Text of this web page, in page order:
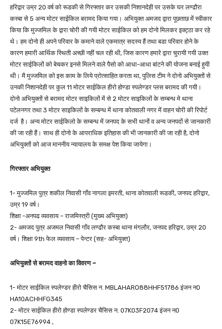
हरिद्वार उम्र 20 वर्ष को रूडकी से गिरफ्तार कर उसकी निशानदेही पर उसके घर लण्ढौरा
कस्बा से 5 अन्य मोटर साईकिल बरामद किया गया। अभियुक्त अमजद द्वारा पूछताछ में स्वीकार
किया कि मुज्जमिल के द्वारा चोरी की गयी मोटर साईकिल को हम दोनो मिलकर इक्ट्ठा कर रहे
थे। हम दोनो ही अपने परिवार के कमाने वाले एकमात्र सदस्य हैं तथा बडा परिवार होने के
कारण हमारी आर्थिक स्थिती अच्छी नहीं चल रही थी, जिस कारण हमारे द्वारा चुरायी गयी उक्त
मोटर साईकिलों को बेचकर इनसे मिलने वाले पैसो को आधा-आधा बांटने की योजना बनाई हुयी
थी। मै मुज्जमिल को इस काम के लिये प्रोत्साहित करता था, पुलिस टीम ने दोनो अभियुक्तों से
उनकी निशानदेही पर कुल 11 मोटर साईकिल हीरो होण्डा स्पलेण्डर प्लस बरामद की गयी।
दोनो अभियुक्तों से बरामद मोटर साइकिलों में से 2 मोटर साइकिलों के सम्बन्ध मे थाना
पटेलनगर तथा 3 मोटर साइकिलों के सम्बन्ध में थाना कोतवाली नगर में वाहन चोरी की रिपोर्ट
दर्ज है। अन्य मोटर साईकिलो के सम्बन्ध में जनपद के सभी थानों व अन्य जनपदों से जानकारी
की जा रही हैं। साथ ही दोनो के आपराधिक इतिहास की भी जानकारी की जा रही है, दोनो
अभियुक्तों को आज माननीय न्यायालय के समक्ष पेश किया जायेगा।
गिरफ्तार अभियुक्त
1- मुज्जमिल पुत्र शकील निवासी गाँव नागला इमरती, थाना कोतवाली रूडकी, जनपद हरिद्वार,
उम्र 19 वर्ष।
शिक्षा -अनपढ व्यवसाय – राजमिस्त्री (मुख्य अभियुक्त)
2- अमजद पुत्र अजमल निवासी गाँव लण्ढौर कस्बा थाना मंगलौर, जनपद हरिद्वार, उम्र 20
वर्ष। शिक्षा 9th फेल व्यवसाय – पेन्टर (सह- अभियुक्त)
अभियुक्तों से बरामद वाहनो का विवरण –
1- मोटर साईकिल स्पलेण्डर हीरो चैसिस न. MBLAHARO88HHF51786 इंजन न0
HA10ACHHFG345
2- मोटर साईकिल हीरो होण्डा स्पलेण्डर चैसिस न. 07K03F2074 इंजन न0
07K15E76994 ,